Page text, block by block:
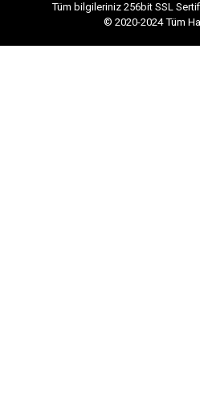
Tüm bilgileriniz 256bit SSL
© 2020-2024Tüm